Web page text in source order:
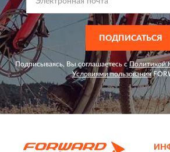
ПОДПИСАТЬСЯ
Подписываясь, Вы соглашаетесь сПолитикой
Условиями пользования